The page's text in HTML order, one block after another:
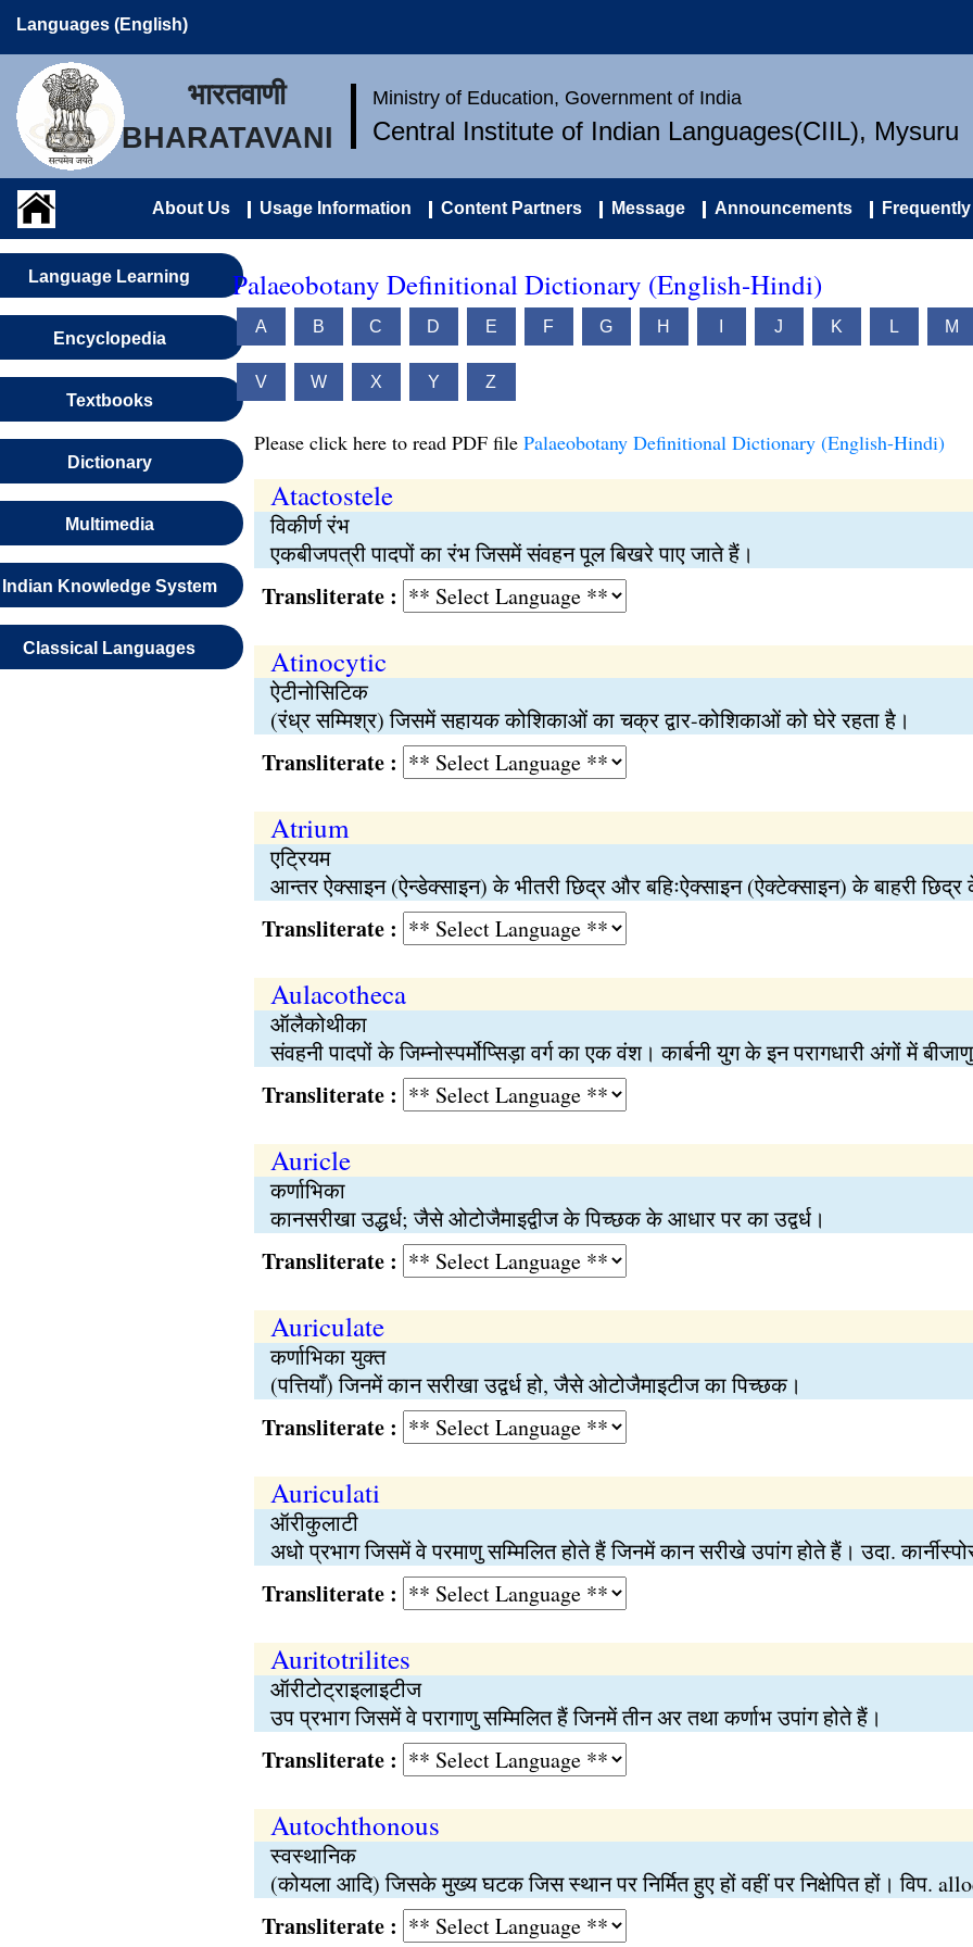
Languages (English)
भारतवाणी
BHARATAVANI
Ministry of Education, Government of India
Central Institute of Indian Languages(CIIL), Mysuru
About Us Usage Information Content Partners Message Announcements
Language Learning
Encyclopedia
Textbooks
Dictionary
Multimedia
Indian Knowledge System
Classical Languages
Palaeobotany Definitional Dictionary (English-Hindi)
A B C D E F G H J K L M
V W X Y Z
Please click here to read PDF file Palaeobotany Definitional Dictionary (English-Hindi)
Atactostele
विकीर्ण रंभ
एकबीजपत्री पादपों का रंभ जिसमें संवहन पूल बिखरे पाए जाते हैं।
Transliterate :
Atinocytic
ऐटीनोसिटिक
(रंध्र सम्मिश्र) जिसमें सहायक कोशिकाओं का चक्र द्वार-कोशिकाओं को घेरे रहता है।
Transliterate :
Atrium
एट्रियम
आन्तर ऐक्साइन (ऐन्डेक्साइन) के भीतरी छिद्र और बहिःऐक्साइन (ऐक्टेक्साइन) के बाहरी
Transliterate :
Aulacotheca
ऑलैकोथीका
संवहनी पादपों के जिम्नोस्पर्मोप्सिड़ा वर्ग का एक वंश। कार्बनी युग के इन परागधारी अंगों में
Transliterate :
Auricle
कर्णाभिका
कानसरीखा उद्धर्ध; जैसे ओटोजैमाइद्वीज के पिच्छक के आधार पर का उद्वर्ध।
Transliterate :
Auriculate
कर्णाभिका युक्त
(पत्तियाँ) जिनमें कान सरीखा उद्वर्ध हो, जैसे ओटोजैमाइटीज का पिच्छक।
Transliterate :
Auriculati
ऑरीकुलाटी
अधो प्रभाग जिसमें वे परमाणु सम्मिलित होते हैं जिनमें कान सरीखे उपांग होते हैं। उदा.
Transliterate :
Auritotrilites
ऑरीटोट्राइलाइटीज
उप प्रभाग जिसमें वे परागाणु सम्मिलित हैं जिनमें तीन अर तथा कर्णाभ उपांग होते हैं।
Transliterate :
Autochthonous
स्वस्थानिक
(कोयला आदि) जिसके मुख्य घटक जिस स्थान पर निर्मित हुए हों वहीं पर निक्षेपित हों। विप.
Transliterate :